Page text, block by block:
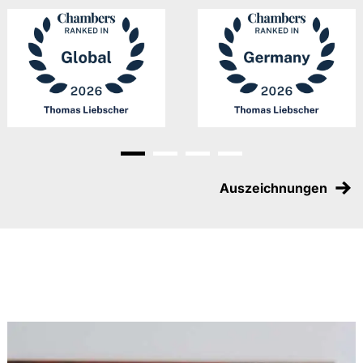
Quaterly IV/2018, S. 40 ff.
„Der Gesetzentwurf zur Einführung einer
Musterfeststellungsklage“, ZIP 2018, S. 1321 ff.
(gemeinsam mit Dr. Michaela Balke und Dr. Ben
Steinbrück)
fehlerhafter Registereintragung?" ZGR 2017, S. 389
Gehe zu Slide 1
Auszeichnungen